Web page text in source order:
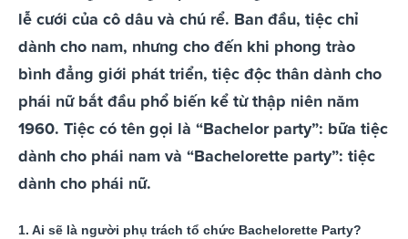
lễ cưới của cô dâu và chú rể. Ban đầu, tiệc chỉ
dành cho nam, nhưng cho đến khi phong trào
bình đẳng giới phát triển, tiệc độc thân dành cho
phái nữ bắt đầu phổ biến kể từ thập niên năm
1960. Tiệc có tên gọi là “Bachelor party”: bữa tiệc
dành cho phái nam và “Bachelorette party”: tiệc
dành cho phái nữ.
1. Ai sẽ là người phụ trách tổ chức Bachelorette Party?